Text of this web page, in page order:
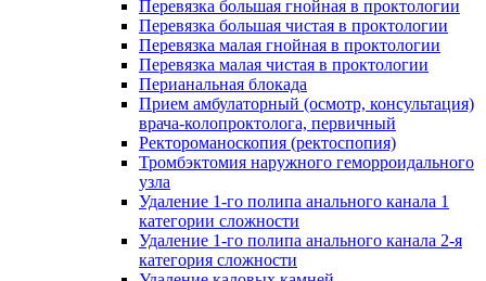
Перевязка большая гнойная в проктологии
Перевязка большая чистая в проктологии
Перевязка малая гнойная в проктологии
Перевязка малая чистая в проктологии
Перианальная блокада
Прием амбулаторный (осмотр, консультация)
врача-колопроктолога, первичный
Ректороманоскопия (ректоспопия)
Тромбэктомия наружного геморроидального
узла
Удаление 1-го полипа анального канала 1
категории сложности
Удаление 1-го полипа анального канала 2-я
категория сложности